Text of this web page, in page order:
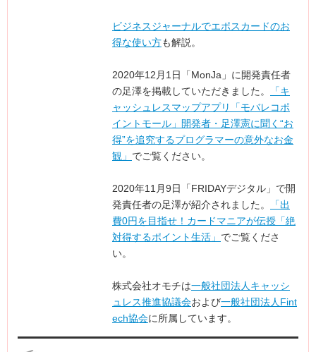
ビジネスジャーナルでエポスカードのお
得な使い方も解説。
2020年12月1日「MonJa」に開発責任者
の足澤を掲載していただきました。
「キ
ャッシュレスマップアプリ「モバレコポ
イントモール」開発者・足澤憲に聞く“お
得”を追究するプログラマーの意外なお金
観」 でご覧ください。
2020年11月9日「FRIDAYデジタル」で開
発責任者の足澤が紹介されました。
「出
費0円を目指せ！カードマニアが伝授「絶
対得するポイント生活」 でご覧くださ
い。
株式会社オモチは一般社団法人キャッシ
ュレス推進協議会および一般社団法人Fint
ech協会に所属しています。